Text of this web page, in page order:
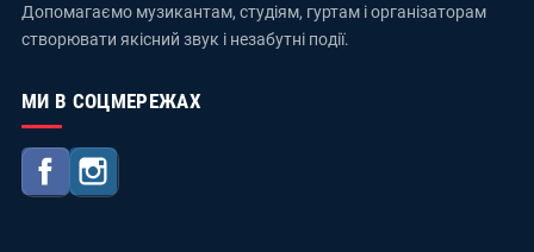
Допомагаємо музикантам, студіям, гуртам і організаторам
створювати якісний звук і незабутні події.
МИ В СОЦМЕРЕЖАХ
Facebook